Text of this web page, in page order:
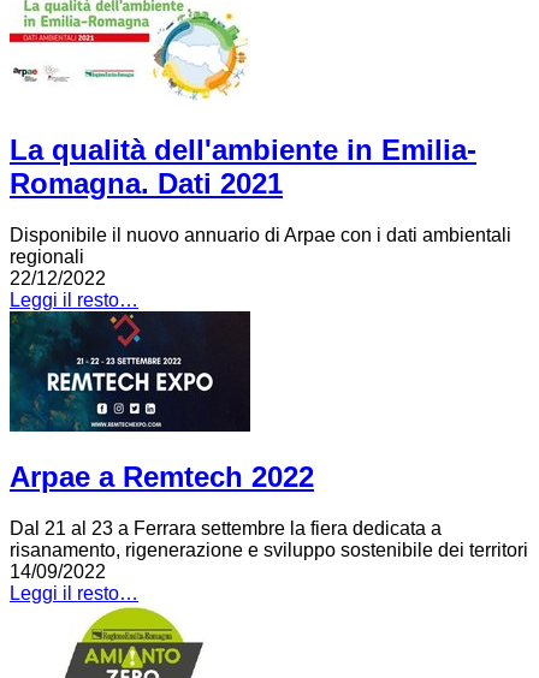
La qualità dell'ambiente in Emilia-
Romagna. Dati 2021
Disponibile il nuovo annuario di Arpae con i dati ambientali
regionali
22/12/2022
Leggi il resto…
Arpae a Remtech 2022
Dal 21 al 23 a Ferrara settembre la fiera dedicata a
risanamento, rigenerazione e sviluppo sostenibile dei territori
14/09/2022
Leggi il resto…